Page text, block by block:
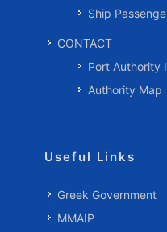
Ship
CONTACT
Port Authority
Authority Map
Useful Links
Greek Government
MMAIP